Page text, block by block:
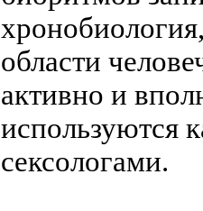
области
активно и
используются
сексологами.